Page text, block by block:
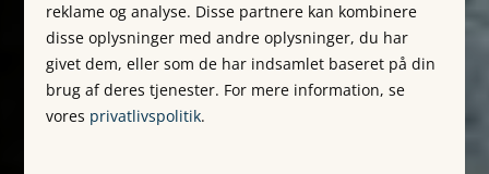
reklame og analyse. Disse partnere kan kombinere
disse oplysninger med andre oplysninger, du har
givet dem, eller som de har indsamlet baseret på din
brug af deres tjenester. For mere information, se
vores privatlivspolitik.